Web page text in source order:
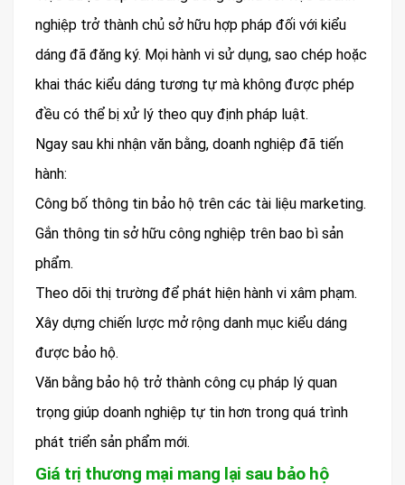
nghiệp trở thành chủ sở hữu hợp pháp đối với kiểu
dáng đã đăng ký. Mọi hành vi sử dụng, sao chép hoặc
khai thác kiểu dáng tương tự mà không được phép
đều có thể bị xử lý theo quy định pháp luật.
Ngay sau khi nhận văn bằng, doanh nghiệp đã tiến
hành:
Công bố thông tin bảo hộ trên các tài liệu marketing.
Gắn thông tin sở hữu công nghiệp trên bao bì sản
phẩm.
Theo dõi thị trường để phát hiện hành vi xâm phạm.
Xây dựng chiến lược mở rộng danh mục kiểu dáng
được bảo hộ.
Văn bằng bảo hộ trở thành công cụ pháp lý quan
trọng giúp doanh nghiệp tự tin hơn trong quá trình
phát triển sản phẩm mới.
Giá trị thương mại mang lại sau bảo hộ